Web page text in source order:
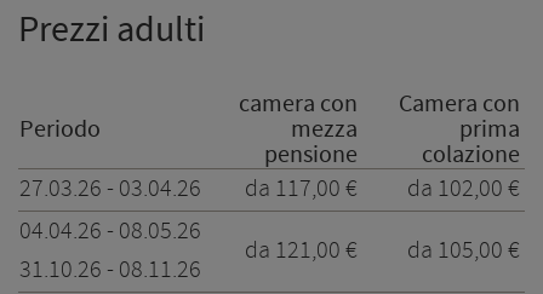
Prezzi adulti
Periodo
camera con
mezza
pensione
Camera con
prima
colazione
27.03.26 - 03.04.26 da 117,00 €
da 102,00 €
04.04.26 - 08.05.26
31.10.26 - 08.11.26
da 121,00 €
da 105,00 €